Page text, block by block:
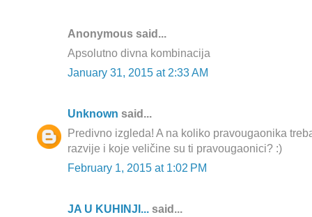
Anonymous said...
Apsolutno divna kombinacija
January 31, 2015 at 2:33 AM
Unknown said...
Predivno izgleda! A na koliko pravougaonika
razvije i koje veličine su ti pravougaonici? :)
February 1, 2015 at 1:02 PM
JA U KUHINJI... said...